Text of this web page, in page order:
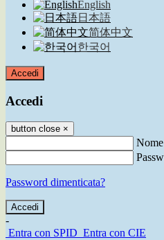
English
日本語
简体中文
한국어
Accedi
Accedi
button close ×
Password dimenticata?
-
Entra con SPID Entra con CIE